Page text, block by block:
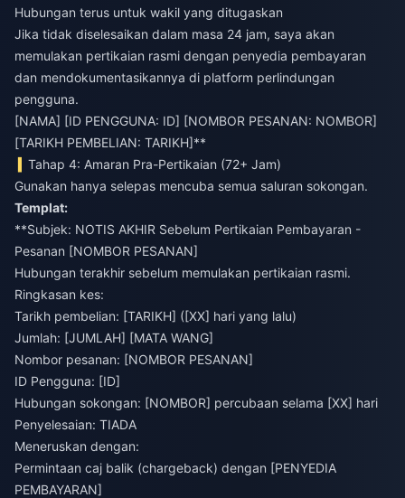
Hubungan terus untuk wakil yang ditugaskan
Jika tidak diselesaikan dalam masa 24 jam, saya akan
memulakan pertikaian rasmi dengan penyedia pembayaran
dan mendokumentasikannya di platform perlindungan
pengguna.
[NAMA] [ID PENGGUNA: ID] [NOMBOR PESANAN: NOMBOR]
[TARIKH PEMBELIAN: TARIKH]**
Tahap 4: Amaran Pra-Pertikaian (72+ Jam)
Gunakan hanya selepas mencuba semua saluran sokongan.
Templat:
**Subjek: NOTIS AKHIR Sebelum Pertikaian Pembayaran -
Pesanan [NOMBOR PESANAN]
Hubungan terakhir sebelum memulakan pertikaian rasmi.
Ringkasan kes:
Tarikh pembelian: [TARIKH] ([XX] hari yang lalu)
Jumlah: [JUMLAH] [MATA WANG]
Nombor pesanan: [NOMBOR PESANAN]
ID Pengguna: [ID]
Hubungan sokongan: [NOMBOR] percubaan selama [XX] hari
Penyelesaian: TIADA
Meneruskan dengan:
Permintaan caj balik (chargeback) dengan [PENYEDIA
PEMBAYARAN]